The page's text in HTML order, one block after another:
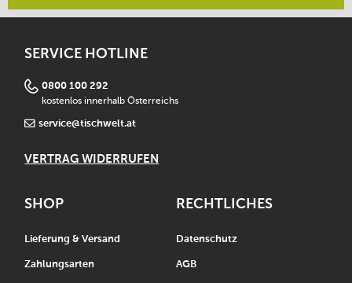
SERVICE HOTLINE
0800 100 292
kostenlos innerhalb Österreichs
service@tischwelt.at
VERTRAG WIDERRUFEN
SHOP
Lieferung & Versand
Zahlungsarten
RECHTLICHES
Datenschutz
AGB